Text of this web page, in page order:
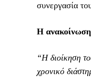
συνεργασία
Η
“Η διοίκηση
χρονικό